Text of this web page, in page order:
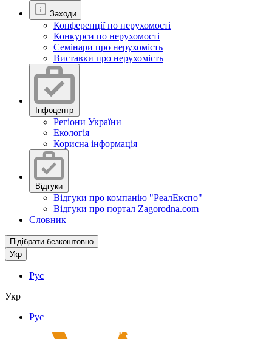
Заходи
Конференції по нерухомості
Конкурси по нерухомості
Семінари про нерухомість
Виставки про нерухомість
Інфоцентр
Регіони України
Екологія
Корисна інформація
Відгуки
Відгуки про компанію "РеалЕкспо"
Відгуки про портал Zagorodna.com
Словник
Підібрати безкоштовно
Укр
Рус
Укр
Рус